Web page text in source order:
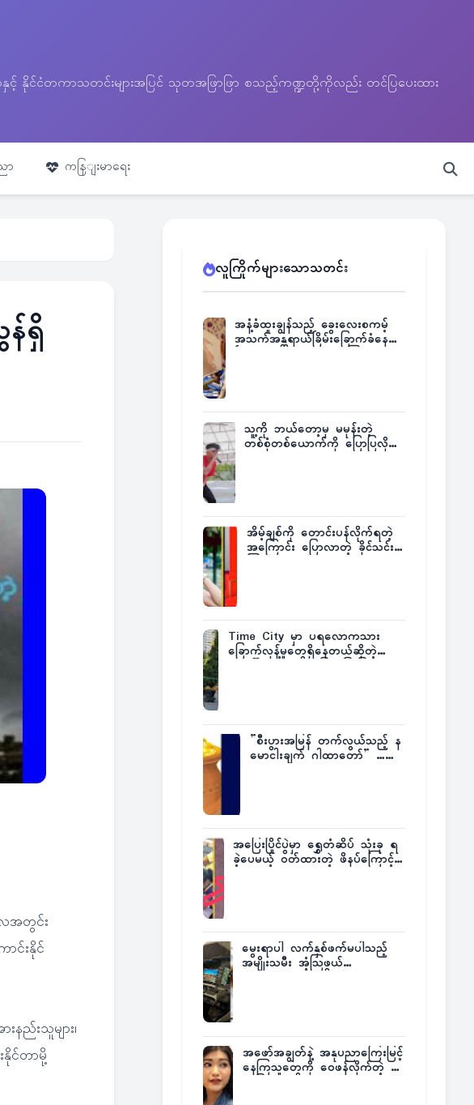
န်မာနှင့် နိုင်ငံတကာသတင်းများအပြင် သုတအဖြာဖြာ စသည့်ကဏ္ဍတို့ကိုလည်း တင်ပြပေးထား
ာ ကနြျးမာရေး
ရှိ
အတွင်း
င်းနိုင်
ည်းသူများ၊
င်တာမို့
လူကြိုက်များသောသတင်း
အနံ့ခံထူးချွန်သည့် ခွေးလေးစကမ့်
အသက်အန္တရာယ်ခြိမ်းခြောက်ခံနေရ
သူ့ကို ဘယ်တော့မှ မမုန်းတဲ့
တစ်စုံတစ်ယောက်ကို ပြောပြလိုက်
အိမ့်ချစ်ကို တောင်းပန်လိုက်ရတဲ့
အကြောင်း ပြောလာတဲ့ ခိုင်သင်း
Time City မှာ ပရလောကသား
ခြောက်လှန့်မှုတွေရှိနေတယ်ဆိုတဲ့
”စီးပွားအမြန် တက်လွယ်သည့် န
မောငါးချက် ဂါထာတော်” ……
အပြေးပြိုင်ပွဲမှာ ရွှေတံဆိပ် သုံးခု ရ
ခဲ့ပေမယ့် ဝတ်ထားတဲ့ ဖိနပ်ကြောင့်
မွေးရာပါ လက်နှစ်ဖက်မပါသည့်
အမျိုးသမီး အံ့သြဖွယ်
အဖော်အချွတ်နဲ့ အနုပညာကြေးမြင့်
နေကြသူတွေကို ဝေဖန်လိုက်တဲ့ သ